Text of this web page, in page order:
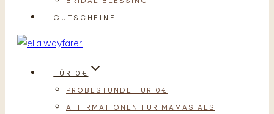
GUTSCHEINE
FÜR 0€
PROBESTUNDE FÜR 0€
AFFIRMATIONEN FÜR MAMAS ALS